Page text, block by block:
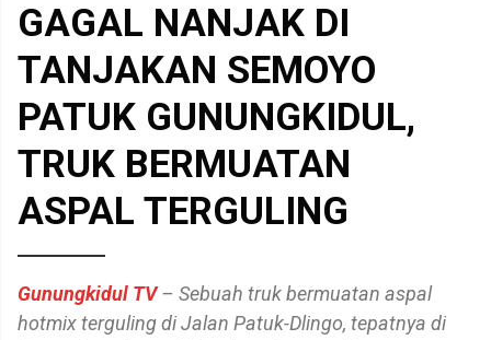
GAGAL NANJAK DI
TANJAKAN SEMOYO
PATUK GUNUNGKIDUL,
TRUK BERMUATAN
ASPAL TERGULING
Gunungkidul TV– Sebuah truk bermuatan aspal
hotmix terguling di Jalan Patuk-Dlingo, tepatnya di